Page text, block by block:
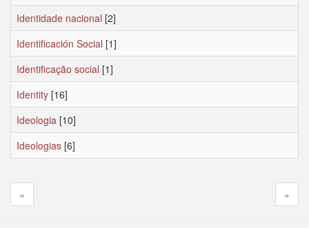
Identidade nacional [2]
Identificación Social [1]
Identificação social [1]
Identity [16]
Ideologia [10]
Ideologias [6]
« »